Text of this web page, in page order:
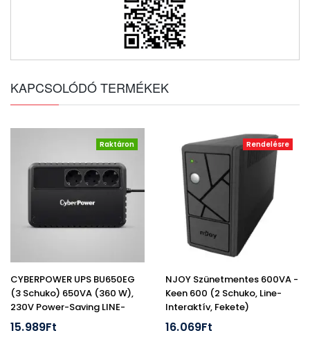
KAPCSOLÓDÓ TERMÉKEK
Raktáron
CYBERPOWER UPS BU650EG
(3 Schuko) 650VA (360 W),
230V Power-Saving LINE-
INTERAKTÍV Szünetmentes
Elosztó, AVR
15.989Ft
Rendelésre
NJOY Szünetmentes 600VA -
Keen 600 (2 Schuko, Line-
Interaktív, Fekete)
16.069Ft